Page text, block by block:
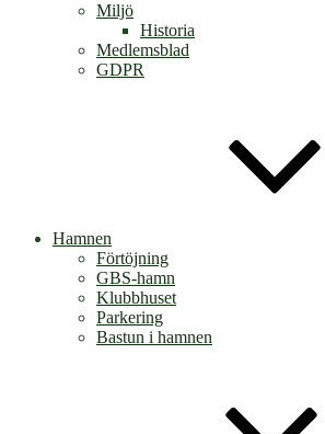
Miljö
Historia
Medlemsblad
GDPR
Hamnen
Förtöjning
GBS-hamn
Klubbhuset
Parkering
Bastun i hamnen